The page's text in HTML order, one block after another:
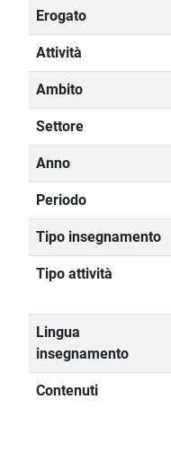
Erogato
Attività
Ambito
Settore
Anno
Periodo
Tipo insegnamento
Tipo attività
Lingua
insegnamento
Contenuti